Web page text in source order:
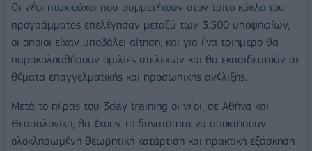
Οι νέοι πτυχιούχοι που συμμετέχουν στον τρίτο κύκλο του
προγράμματος επελέγησαν μεταξύ των 3.500 υποψηφίων,
οι οποίοι είχαν υποβάλει αίτηση, και για ένα τριήμερο θα
παρακολουθήσουν ομιλίες στελεχών και θα εκπαιδευτούν σε
θέματα επαγγελματικής και προσωπικής ανέλιξης.
Μετά το πέρας του 3day training οι νέοι, σε Αθήνα και
Θεσσαλονίκη, θα έχουν τη δυνατότητα να αποκτήσουν
ολοκληρωμένη θεωρητική κατάρτιση και πρακτική εξάσκηση